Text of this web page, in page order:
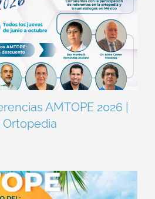
AMTOPE 2026 |
Ortopedia